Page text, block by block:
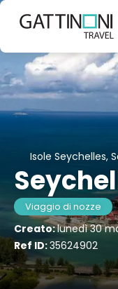
Isole Seychelles,
Viaggio di nozze
Creato:lunedì 30
Ref ID:35624902